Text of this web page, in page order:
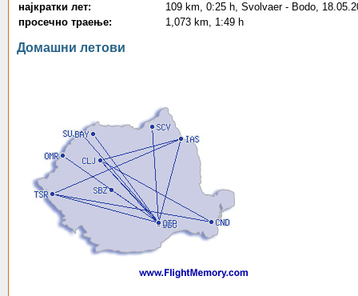
најкратки лет:
109 km, 0:25 h, Svolvaer - Bodo,
просечно траење:
1,073 km, 1:49 h
Домашни летови